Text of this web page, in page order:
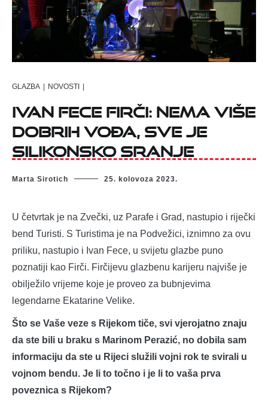
GLAZBA | NOVOSTI |
Ivan Fece Firči: Nema više
dobrih vođa, sve je
silikonsko sranje
Marta Sirotich 25. kolovoza 2023.
U četvrtak je na Zvečki, uz Parafe i Grad, nastupio i riječki
bend Turisti. S Turistima je na Podvežici, iznimno za ovu
priliku, nastupio i Ivan Fece, u svijetu glazbe puno
poznatiji kao Firči. Firčijevu glazbenu karijeru najviše je
obilježilo vrijeme koje je proveo za bubnjevima
legendarne Ekatarine Velike.
Što se Vaše veze s Rijekom tiče, svi vjerojatno znaju
da ste bili u braku s Marinom Perazić, no dobila sam
informaciju da ste u Rijeci služili vojni rok te svirali u
vojnom bendu. Je li to točno i je li to vaša prva
poveznica s Rijekom?